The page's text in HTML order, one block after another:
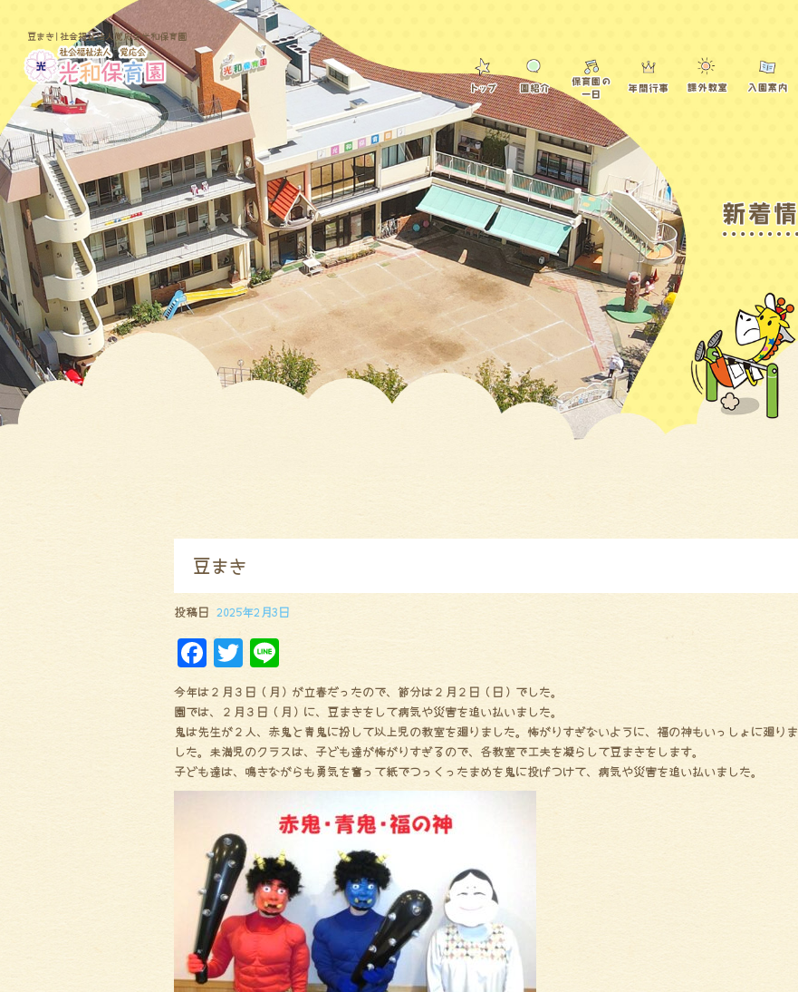
豆まき|社会福祉法人覚応会光和保育園
豆まき
投稿日 2025年2月3日
F
a
ce
bo
ok
Tw
it
te
r
ne
今年は２月３日（月）が立春だったので、節分は２月２日（日）でした。
園では、２月３日（月）に、豆まきをして病気や災害を追い払いました。
鬼は先生が２人、赤鬼と青鬼に扮して以上児の教室を廻りました。怖がりすぎないように、福の神もいっしょに廻りま
した。未満児のクラスは、子ども達が怖がりすぎるので、各教室で工夫を凝らして豆まきをします。
子ども達は、鳴きながらも勇気を奮って紙でつっくったまめを鬼に投げつけて、病気や災害を追い払いました。